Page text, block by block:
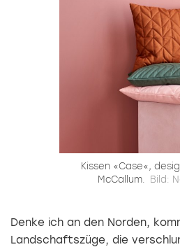
Kissen «Case«,
McCallum.
Bild:
Denke ich an den Norden,
Landschaftszüge, die